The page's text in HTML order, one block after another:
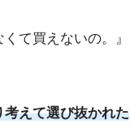
て買えないの。』
えて選び抜かれた